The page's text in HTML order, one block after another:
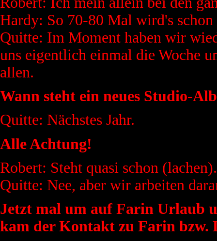
Hardy: So 70-80 Mal wird's schon
Quitte: Im Moment haben wir
uns eigentlich einmal die Woche
allen.
Wann steht ein neues Studio-
Quitte: Nächstes Jahr.
Alle Achtung!
Robert: Steht quasi schon (lachen).
Quitte: Nee, aber wir arbeiten
Jetzt mal um auf Farin Urlaub
kam der Kontakt zu Farin bzw.